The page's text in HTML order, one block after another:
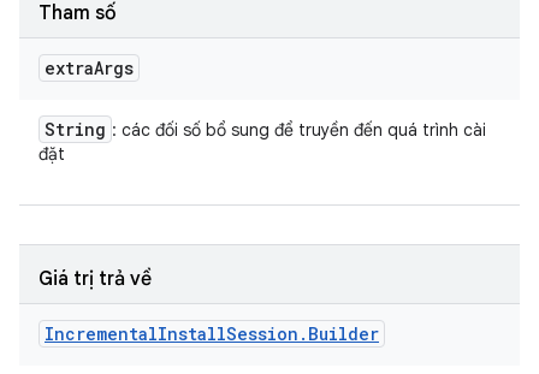
Tham số
extraArgs
String : các đối số bổ sung để truyền đến quá trình cài
đặt
Giá trị trả về
IncrementalInstallSession . Builder